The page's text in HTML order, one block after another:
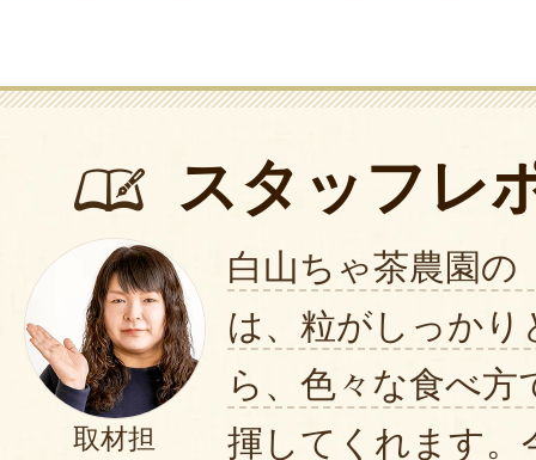
スタッフレ
取材担
白山ちゃ茶農園の
は、粒がしっかり
ら、色々な食べ方
揮してくれます。